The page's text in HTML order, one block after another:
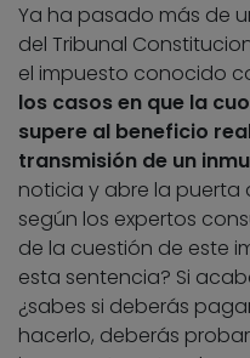
Ya ha pasado más de
del Tribunal
el impuesto conocido
los casos en que la
supere al beneficio
transmisión de un
noticia y abre la puerta
según los expertos
de la cuestión de este
esta sentencia? Si
¿sabes si deberás
hacerlo, deberás